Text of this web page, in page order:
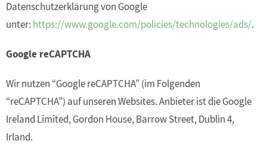
Datenschutzerklärung von Google
unter: https://www.google.com/policies/technologies/ads/.
Google reCAPTCHA
Wir nutzen “Google reCAPTCHA” (im Folgenden
“reCAPTCHA”) auf unseren Websites. Anbieter ist die Google
Ireland Limited, Gordon House, Barrow Street, Dublin 4,
Irland.